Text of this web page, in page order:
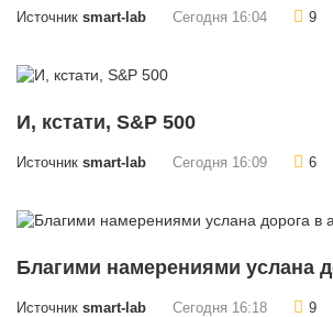
Источник smart-lab Сегодня 16:04 9
И, кстати, S&P 500
Источник smart-lab Сегодня 16:09 6
Благими намерениями услана
Источник smart-lab Сегодня 16:18 9